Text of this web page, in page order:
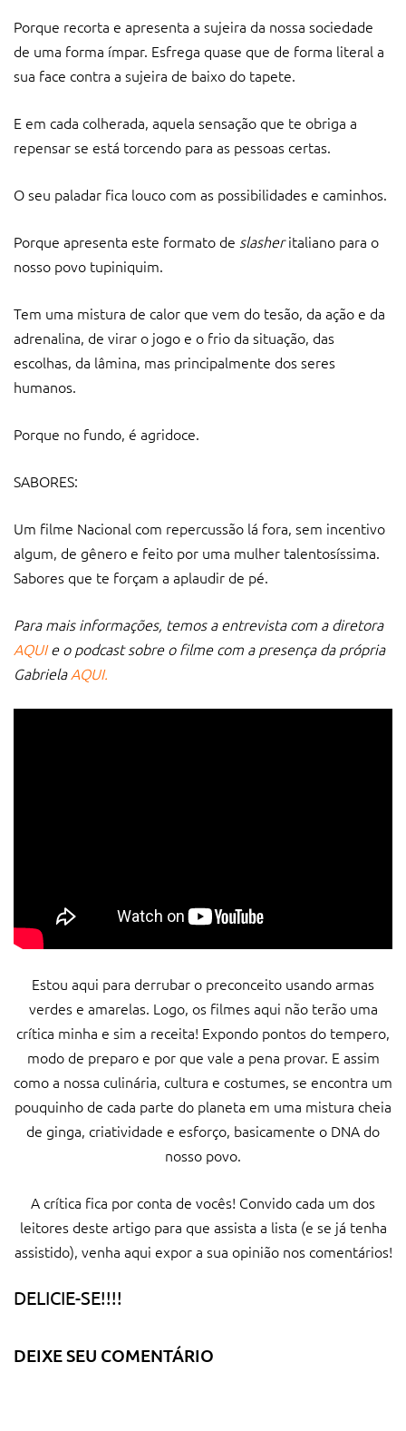
Porque recorta e apresenta a sujeira da nossa sociedade
de uma forma ímpar. Esfrega quase que de forma literal a
sua face contra a sujeira de baixo do tapete.
E em cada colherada, aquela sensação que te obriga a
repensar se está torcendo para as pessoas certas.
O seu paladar fica louco com as possibilidades e caminhos.
Porque apresenta este formato de slasheritaliano para o
nosso povo tupiniquim.
Tem uma mistura de calor que vem do tesão, da ação e da
adrenalina, de virar o jogo e o frio da situação, das
escolhas, da lâmina, mas principalmente dos seres
humanos.
Porque no fundo, é agridoce.
SABORES:
Um filme Nacional com repercussão lá fora, sem incentivo
algum, de gênero e feito por uma mulher talentosíssima.
Sabores que te forçam a aplaudir de pé.
Para mais informações, temos a entrevista com a diretora
AQUIe o podcast sobre o filme com a presença da própria
GabrielaAQUI.
Estou aqui para derrubar o preconceito usando armas
verdes e amarelas. Logo, os filmes aqui não terão uma
crítica minha e sim a receita! Expondo pontos do tempero,
modo de preparo e por que vale a pena provar. E assim
como a nossa culinária, cultura e costumes, se encontra um
pouquinho de cada parte do planeta em uma mistura cheia
de ginga, criatividade e esforço, basicamente o DNA do
nosso povo.
A crítica fica por conta de vocês! Convido cada um dos
leitores deste artigo para que assista a lista (e se já tenha
assistido), venha aqui expor a sua opinião nos comentários!
DELICIE-SE!!!!
DEIXE SEU COMENTÁRIO